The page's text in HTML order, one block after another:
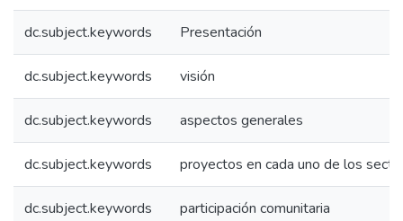
dc.subject.keywords Presentación
dc.subject.keywords visión
dc.subject.keywords aspectos generales
dc.subject.keywords proyectos en cada uno de los
dc.subject.keywords participación comunitaria